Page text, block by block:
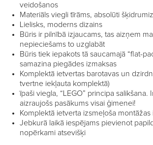
veidošanos
Materiāls viegli tīrāms, absolūti
Lielisks, moderns dizains
Būris ir pilnībā izjaucams, tas aizņem
nepieciešams to uzglabāt
Būris tiek iepakots tā saucamajā “flat-
samazina piegādes izmaksas
Komplektā ietvertas barotavas un
tvertne iekļauta komplektā)
īpaši viegla, “LEGO” principa salikšana.
aizraujošs pasākums visai ģimenei!
Komplektā ietverta izsmeļoša montāžas
Jebkurā laikā iespējams pievienot
nopērkami atsevišķi